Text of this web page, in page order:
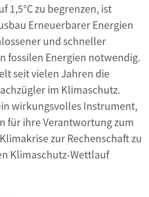
1,5°C zu begrenzen, ist
Erneuerbarer Energien
und schneller
fossilen Energien notwendig.
seit vielen Jahren die
im Klimaschutz.
wirkungsvolles Instrument,
für ihre Verantwortung zum
zur Rechenschaft zu
Klimaschutz-Wettlauf